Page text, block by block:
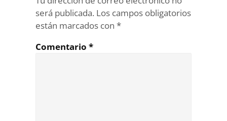
será publicada. Los campos obligatorios
están marcados con *
Comentario *